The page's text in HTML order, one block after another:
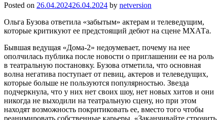
Posted on 26.04.202426.04.2024 by netversion
Ольга Бузова ответила «забытым» актерам и телеведущим,
которые критикуют ее предстоящий дебют на сцене МХАТа.
Бывшая ведущая «Дома-2» недоумевает, почему на нее
ополчилась публика после новости о приглашении ее на роль
в театральную постановку. Бузова отметила, что основная
волна негатива поступает от певиц, актеров и телеведущих,
которые больше не пользуются популярностью. Звезда
подчеркнула, что у них нет своих шоу, нет новых хитов и они
никогда не выходили на театральную сцену, но при этом
находят возможность покритиковать ее, вместо того чтобы
реанимировать собственные карьеры. «Заканчивайте строчить